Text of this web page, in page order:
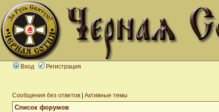
Вход Регистрация
Сообщения без ответов Активные темы
Список форумов